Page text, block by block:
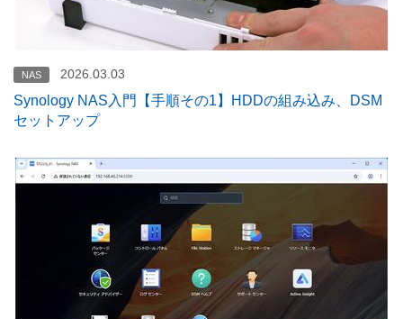
NAS 2026.03.03
Synology NAS入門【手順その1】HDDの組み込み、DSM
セットアップ